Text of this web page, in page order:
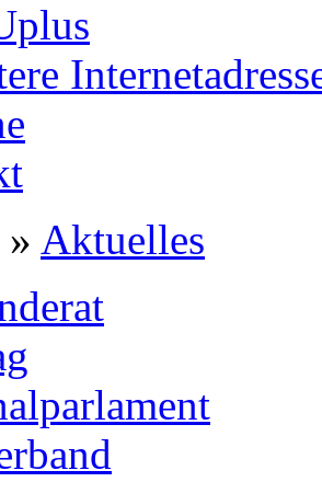
» Aktuelles